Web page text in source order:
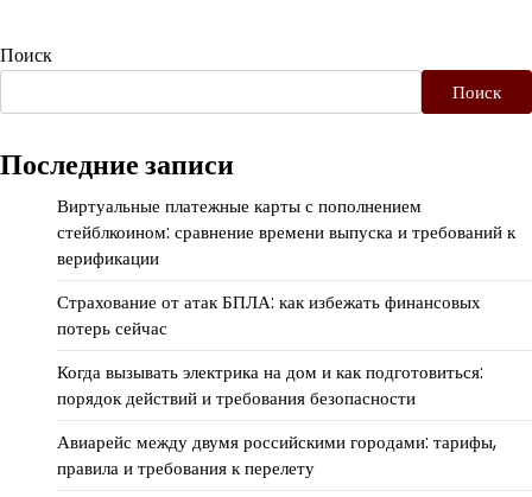
Поиск
Поиск
Последние записи
Виртуальные платежные карты с пополнением
стейблкоином: сравнение времени выпуска и требований к
верификации
Страхование от атак БПЛА: как избежать финансовых
потерь сейчас
Когда вызывать электрика на дом и как подготовиться:
порядок действий и требования безопасности
Авиарейс между двумя российскими городами: тарифы,
правила и требования к перелету